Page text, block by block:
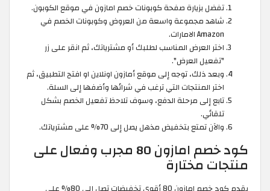
تفضل بزيارة صفحة كوبونات خصم امازون في موقع الكوبون.
شاهد مجموعة واسعة من العروض وكوبونات الخصم في
Amazon الامارات.
اختر العرض المناسب لطلبك أو مشترياتك، ثم انقر على زر
"تفعيل العرض".
وبعد ذلك، توجه إلى موقع أمازون اونلاين او افتح التطبيق، ثم
اختر المنتجات التي ترغب في شرائها وأضفها إلى السلة.
تابع إلى مرحلة الدفع، وسوف تلاحظ تفعيل الخصم بشكل
تلقائي.
والآن تمتع بتخفيض مذهل يصل إلى 70% على مشترياتك.
كود خصم امازون 80 مجرب وفعال على
منتجات مختارة